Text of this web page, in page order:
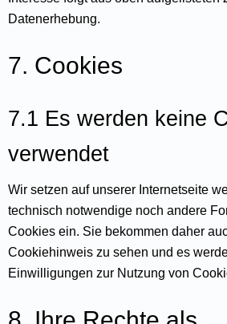
Datenerhebung.
7. Cookies
7.1 Es werden keine
verwendet
Wir setzen auf unserer Internetseite
technisch notwendige noch andere
Cookies ein. Sie bekommen daher
Cookiehinweis zu sehen und es
Einwilligungen zur Nutzung von